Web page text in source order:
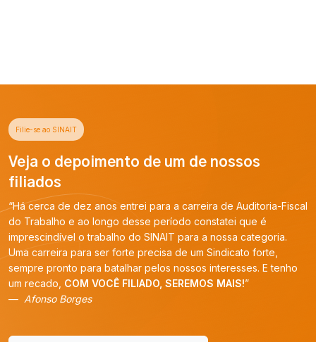
Filie-se ao SINAIT
Veja o depoimento de um de nossos
filiados
“Há cerca de dez anos entrei para a carreira de Auditoria-Fiscal
do Trabalho e ao longo desse período constatei que é
imprescindível o trabalho do SINAIT para a nossa categoria.
Uma carreira para ser forte precisa de um Sindicato forte,
sempre pronto para batalhar pelos nossos interesses. E tenho
um recado, COM VOCÊ FILIADO, SEREMOS MAIS!”
Afonso Borges